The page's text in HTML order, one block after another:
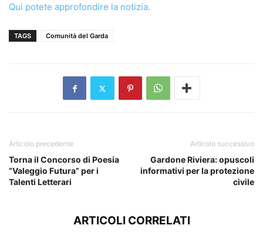
Qui potete approfondire la notizia.
TAGS Comunità del Garda
Articolo precedente
Torna il Concorso di Poesia
“Valeggio Futura” per i
Talenti Letterari
Articolo successivo
Gardone Riviera: opuscoli
informativi per la protezione
civile
ARTICOLI CORRELATI